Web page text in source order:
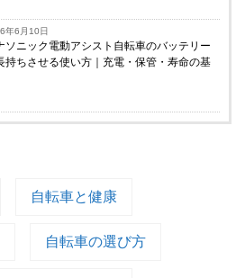
年6月10日
ソニック電動アシスト自転車のバッテリー
持ちさせる使い方｜充電・保管・寿命の基
自転車と健康
自転車の選び方